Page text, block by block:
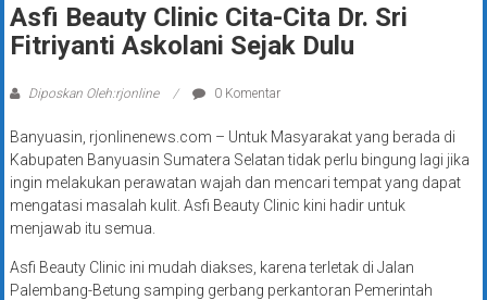
Asfi Beauty Clinic Cita-Cita Dr. Sri
Fitriyanti Askolani Sejak Dulu
Diposkan Oleh:rjonline 0 Komentar
Banyuasin, rjonlinenews.com – Untuk Masyarakat yang berada di
Kabupaten Banyuasin Sumatera Selatan tidak perlu bingung lagi jika
ingin melakukan perawatan wajah dan mencari tempat yang dapat
mengatasi masalah kulit. Asfi Beauty Clinic kini hadir untuk
menjawab itu semua.
Asfi Beauty Clinic ini mudah diakses, karena terletak di Jalan
Palembang-Betung samping gerbang perkantoran Pemerintah